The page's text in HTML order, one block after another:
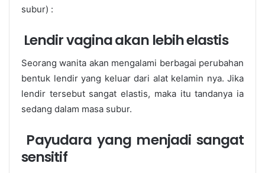
subur) :
Lendir vagina akan lebih elastis
Seorang wanita akan mengalami berbagai perubahan
bentuk lendir yang keluar dari alat kelamin nya. Jika
lendir tersebut sangat elastis, maka itu tandanya ia
sedang dalam masa subur.
Payudara yang menjadi sangat
sensitif